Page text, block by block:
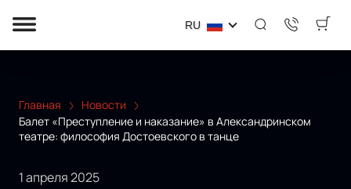
RU
Главная
Новости
Балет «Преступление и наказание» в Александринском
театре: философия Достоевского в танце
1 апреля 2025